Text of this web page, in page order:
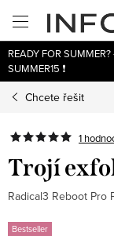
obsah
READY FOR
SUMMER15 ❗
Chcete řešit
1
Trojí
Radical3 Reboot Pro
Bestseller